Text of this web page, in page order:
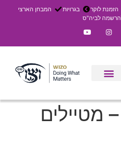
הזמנת לוקר בגרויות
המבחן הארצי
לביה"ס
מטיילים